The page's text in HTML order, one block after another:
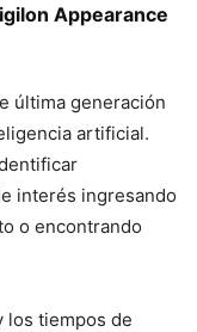
Appearance
última generación
artificial.
interés ingresando
o encontrando
los tiempos de